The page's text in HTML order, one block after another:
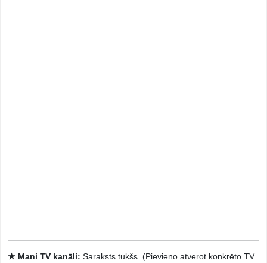
★ Mani TV kanāli: Saraksts tukšs. (Pievieno atverot konkrēto TV